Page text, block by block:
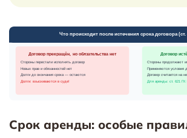
Срок аренды: особые